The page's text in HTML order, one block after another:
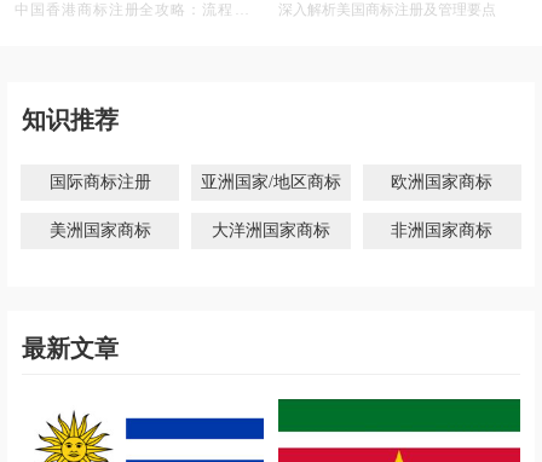
中国香港商标注册全攻略：流程、材
深入解析美国商标注册及管理要点
知识推荐
国际商标注册 亚洲国家/地区商标 欧洲国家商标
美洲国家商标 大洋洲国家商标 非洲国家商标
最新文章